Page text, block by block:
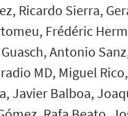
Ricardo Sierra,
Frédéric
Antonio
MD, Miguel
Javier Balboa,